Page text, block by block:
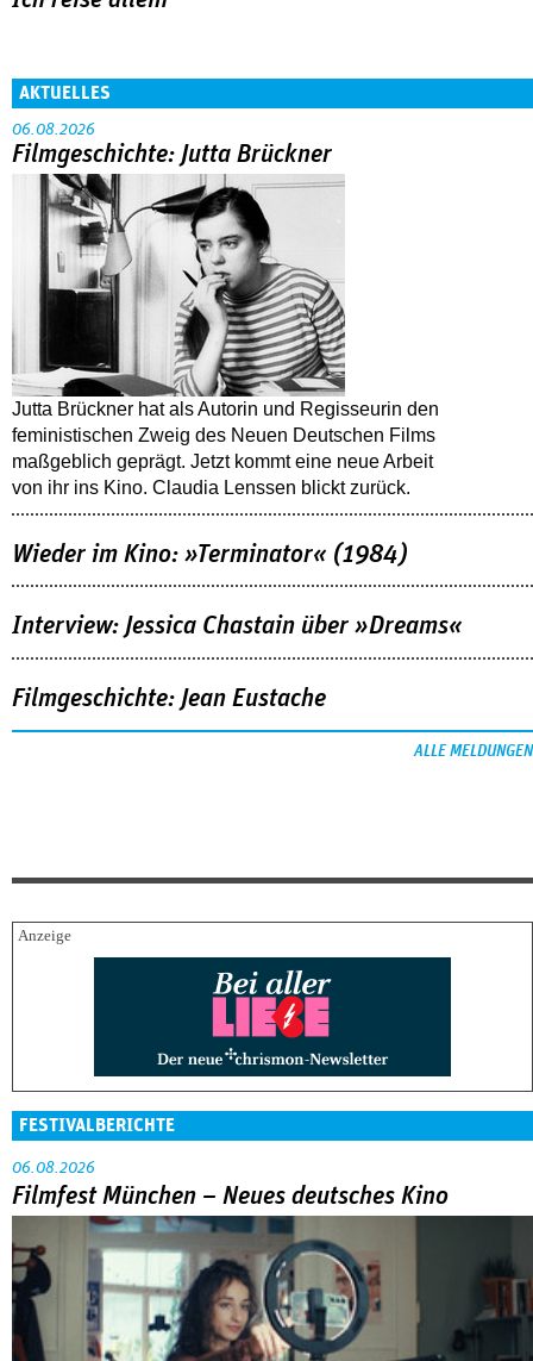
AKTUELLES
06.08.2026
Filmgeschichte: Jutta Brückner
Jutta Brückner hat als Autorin und Regisseurin den
feministischen Zweig des Neuen Deutschen Films
maßgeblich geprägt. Jetzt kommt eine neue Arbeit
von ihr ins Kino. Claudia Lenssen blickt zurück.
Wieder im Kino: »Terminator« (1984)
Interview: Jessica Chastain über »Dreams«
Filmgeschichte: Jean Eustache
ALLE MELDUNGEN
FESTIVALBERICHTE
06.08.2026
Filmfest München – Neues deutsches Kino